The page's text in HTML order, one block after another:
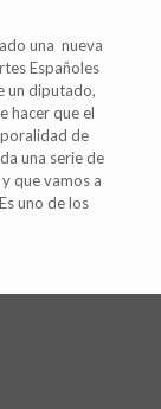
una nueva
Españoles
un diputado,
hacer que el
de
una serie de
que vamos a
uno de los